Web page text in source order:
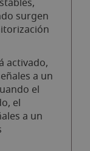
surgen
activado,
a un
el
el
a un